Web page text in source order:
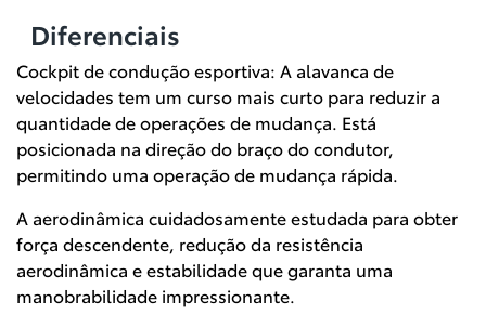
Diferenciais
Cockpit de condução esportiva: A alavanca de
velocidades tem um curso mais curto para reduzir a
quantidade de operações de mudança. Está
posicionada na direção do braço do condutor,
permitindo uma operação de mudança rápida.
A aerodinâmica cuidadosamente estudada para obter
força descendente, redução da resistência
aerodinâmica e estabilidade que garanta uma
manobrabilidade impressionante.